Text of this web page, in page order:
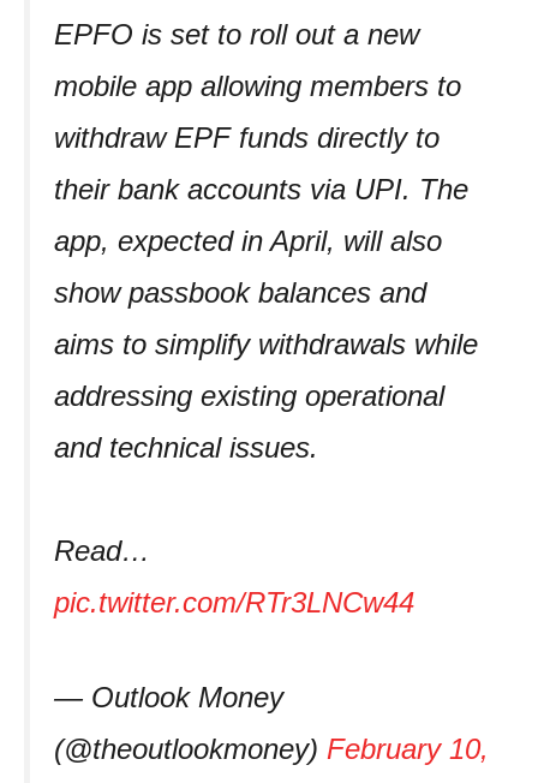
EPFO is set to roll out a new
mobile app allowing members to
withdraw EPF funds directly to
their bank accounts via UPI. The
app, expected in April, will also
show passbook balances and
aims to simplify withdrawals while
addressing existing operational
and technical issues.
Read…
pic.twitter.com/RTr3LNCw44
— Outlook Money
(@theoutlookmoney) February 10,